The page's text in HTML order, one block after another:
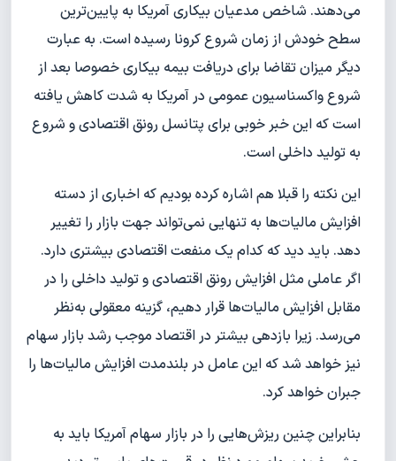
می‌دهند. شاخص مدعیان بیکاری آمریکا به پایین‌ترین
سطح خودش از زمان شروع کرونا رسیده است. به عبارت
دیگر میزان تقاضا برای دریافت بیمه بیکاری خصوصا بعد از
شروع واکسناسیون عمومی در آمریکا به شدت کاهش یافته
است که این خبر خوبی برای پتانسل رونق اقتصادی و شروع
به تولید داخلی است.
این نکته را قبلا هم اشاره کرده بودیم که اخباری از دسته
افزایش مالیات‌ها به تنهایی نمی‌تواند جهت بازار را تغییر
دهد. باید دید که کدام یک منفعت اقتصادی بیشتری دارد.
اگر عاملی مثل افزایش رونق اقتصادی و تولید داخلی را در
مقابل افزایش مالیات‌ها قرار دهیم، گزینه معقولی به‌نظر
می‌رسد. زیرا بازدهی بیشتر در اقتصاد موجب رشد بازار سهام
نیز خواهد شد که این عامل در بلندمدت افزایش مالیات‌ها را
جبران خواهد کرد.
بنابراین چنین ریزش‌هایی را در بازار سهام آمریکا باید به